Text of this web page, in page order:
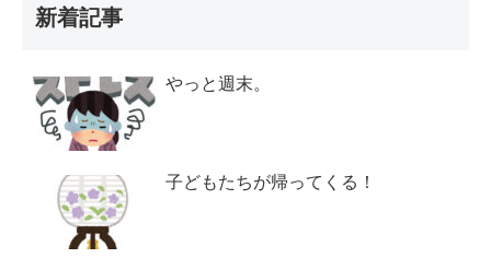
新着記事
やっと週末。
子どもたちが帰ってくる！